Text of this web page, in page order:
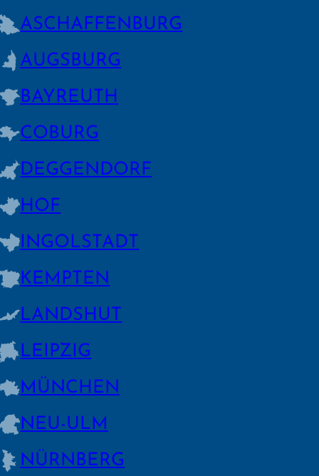
ASCHAFFEN­BURG
AUGSBURG
BAYREUTH
COBURG
DEGGEN­DORF
HOF
INGOLSTADT
KEMPTEN
LANDSHUT
LEIPZIG
MÜNCHEN
NEU-ULM
NÜRNBERG